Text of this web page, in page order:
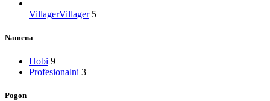
VillagerVillager 5
Namena
Hobi 9
Profesionalni 3
Pogon